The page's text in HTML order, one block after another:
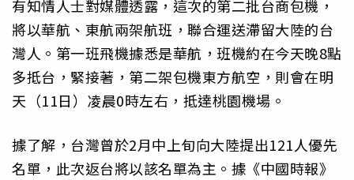
有知情人士對媒體透露，這次的第二批台商包機，
將以華航、東航兩架航班，聯合運送滯留大陸的台
灣人。第一班飛機據悉是華航，班機約在今天晚8點
多抵台，緊接著，第二架包機東方航空，則會在明
天（11日）凌晨0時左右，抵達桃園機場。
據了解，台灣曾於2月中上旬向大陸提出121人優先
名單，此次返台將以該名單為主。據《中國時報》